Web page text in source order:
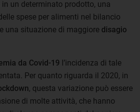
un determinato prodotto, una
spese per alimenti nel bilancio
una situazione di maggiore disagio
da Covid-19 l’incidenza di tale
Per quanto riguarda il 2020, in
, questa variazione può essere
di molte attività, che hanno